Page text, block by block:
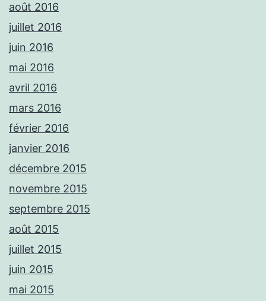
août 2016
juillet 2016
juin 2016
mai 2016
avril 2016
mars 2016
février 2016
janvier 2016
décembre 2015
novembre 2015
septembre 2015
août 2015
juillet 2015
juin 2015
mai 2015